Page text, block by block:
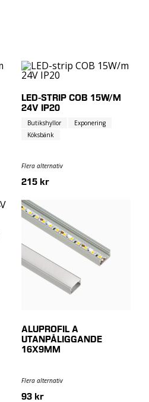
LED-STRIP COB 15W/M
24V IP20
Butikshyllor
Exponering
Köksbänk
Flera alternativ
215 kr
ALUPROFIL A
UTANPÅLIGGANDE
16X9MM
Flera alternativ
93 kr